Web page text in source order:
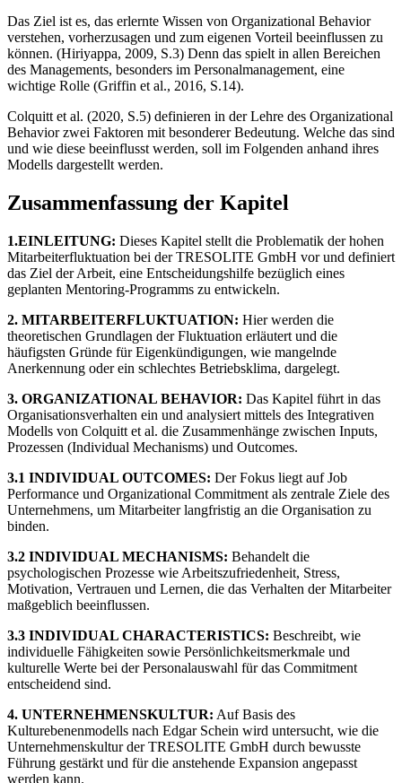
Das Ziel ist es, das erlernte Wissen von Organizational Behavior
verstehen, vorherzusagen und zum eigenen Vorteil beeinflussen zu
können. (Hiriyappa, 2009, S.3) Denn das spielt in allen Bereichen
des Managements, besonders im Personalmanagement, eine
wichtige Rolle (Griffin et al., 2016, S.14).
Colquitt et al. (2020, S.5) definieren in der Lehre des Organizational
Behavior zwei Faktoren mit besonderer Bedeutung. Welche das sind
und wie diese beeinflusst werden, soll im Folgenden anhand ihres
Modells dargestellt werden.
Zusammenfassung der Kapitel
1.EINLEITUNG: Dieses Kapitel stellt die Problematik der hohen
Mitarbeiterfluktuation bei der TRESOLITE GmbH vor und definiert
das Ziel der Arbeit, eine Entscheidungshilfe bezüglich eines
geplanten Mentoring-Programms zu entwickeln.
2. MITARBEITERFLUKTUATION: Hier werden die
theoretischen Grundlagen der Fluktuation erläutert und die
häufigsten Gründe für Eigenkündigungen, wie mangelnde
Anerkennung oder ein schlechtes Betriebsklima, dargelegt.
3. ORGANIZATIONAL BEHAVIOR: Das Kapitel führt in das
Organisationsverhalten ein und analysiert mittels des Integrativen
Modells von Colquitt et al. die Zusammenhänge zwischen Inputs,
Prozessen (Individual Mechanisms) und Outcomes.
3.1 INDIVIDUAL OUTCOMES: Der Fokus liegt auf Job
Performance und Organizational Commitment als zentrale Ziele des
Unternehmens, um Mitarbeiter langfristig an die Organisation zu
binden.
3.2 INDIVIDUAL MECHANISMS: Behandelt die
psychologischen Prozesse wie Arbeitszufriedenheit, Stress,
Motivation, Vertrauen und Lernen, die das Verhalten der Mitarbeiter
maßgeblich beeinflussen.
3.3 INDIVIDUAL CHARACTERISTICS: Beschreibt, wie
individuelle Fähigkeiten sowie Persönlichkeitsmerkmale und
kulturelle Werte bei der Personalauswahl für das Commitment
entscheidend sind.
4. UNTERNEHMENSKULTUR: Auf Basis des
Kulturebenenmodells nach Edgar Schein wird untersucht, wie die
Unternehmenskultur der TRESOLITE GmbH durch bewusste
Führung gestärkt und für die anstehende Expansion angepasst
werden kann.